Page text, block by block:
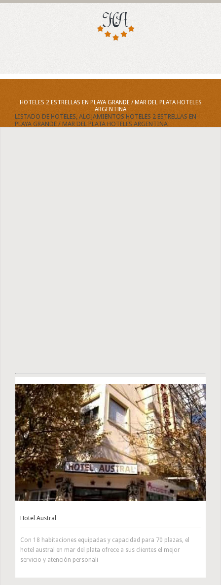
HOTELES 2 ESTRELLAS EN PLAYA GRANDE / MAR DEL PLATA HOTELES
ARGENTINA
LISTADO DE HOTELES, ALOJAMIENTOS HOTELES 2 ESTRELLAS EN
PLAYA GRANDE / MAR DEL PLATA HOTELES ARGENTINA
Hotel Austral
Con 18 habitaciones equipadas y capacidad para 70 plazas, el
hotel austral en mar del plata ofrece a sus clientes el mejor
servicio y atención personali